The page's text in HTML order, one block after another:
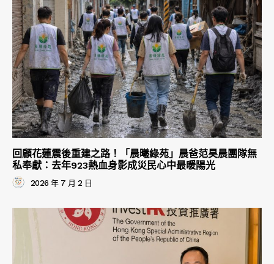
回顧花蓮震後重建之路！「晨曦綠苑」晨爸范昊晨團隊無
私奉獻：去年923熱血身影成災民心中最暖陽光
2026 年 7 月 2 日